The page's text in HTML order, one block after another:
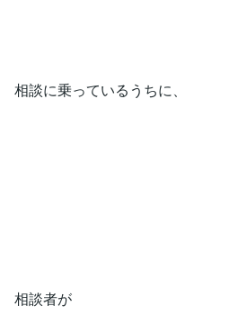
相談に乗っているうちに、
相談者が